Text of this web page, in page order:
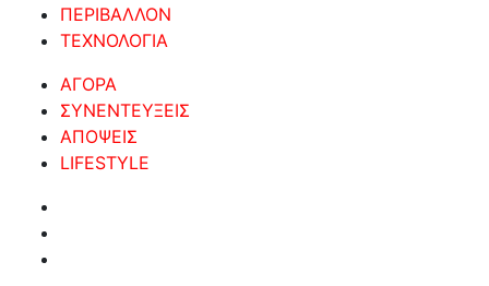
ΠΕΡΙΒΑΛΛΟΝ
ΤΕΧΝΟΛΟΓΙΑ
ΑΓΟΡΑ
ΣΥΝΕΝΤΕΥΞΕΙΣ
ΑΠΟΨΕΙΣ
LIFESTYLE